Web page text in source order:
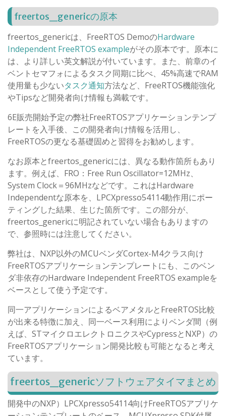
freertos_genericの原本
freertos_genericは、FreeRTOS DemoのHardware
Independent FreeRTOS exampleがその原本です。原本に
は、より詳しい英文解説が付いています。また、前章のイ
ベントセマフォによるタスク同期に比べ、45%高速でRAM
使用量も少ないタスク通知方法など、FreeRTOS機能強化
やTipsなど開発者向け情報も満載です。
6E販売開始予定の弊社FreeRTOSアプリケーションテンプ
レートを入手後、この開発者向け情報を活用し、
FreeRTOSの更なる基礎固めと習得をお勧めします。
なお原本とfreertos_genericには、異なる動作箇所もあり
ます。例えば、FRO：Free Run Oscillator=12MHz、
System Clock＝96MHzなどです。これはHardware
Independentな原本を、LPCXpresso54114動作用にポー
ティングした結果、生じた箇所です。この部分が、
freertos_genericに明記されていない場合もありますの
で、参照時には注意してください。
弊社は、NXP以外のMCUベンダCortex-M4クラス向け
FreeRTOSアプリケーションテンプレートにも、このベン
ダ非依存のHardware Independent FreeRTOS exampleを
ベースとして使う予定です。
同一アプリケーションによるベアメタルとFreeRTOS比較
が出来る特徴に加え、同一ベース利用によりベンダ間（例
えば、STマイクロエレクトロニクスやCypressとNXP）の
FreeRTOSアプリケーション開発比較も可能となると考え
ています。
freertos_genericソフトウェアタイマまとめ
開発中のNXP）LPCXpresso54114向けFreeRTOSアプリケ